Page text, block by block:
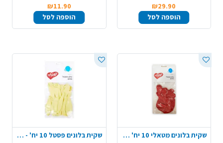
₪29.90
הוספה לסל
₪11.90
הוספה לסל
שקית בלונים מטאלי 10 יח' - אדום
שקית בלונים פסטל 10 יח' - צהוב